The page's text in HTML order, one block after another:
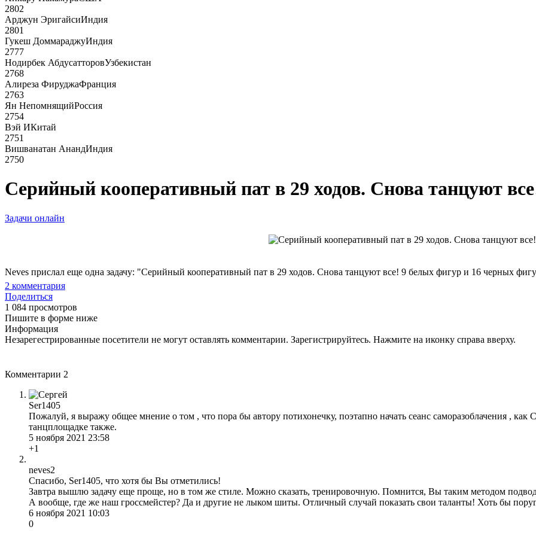
2802
Арджун ЭригайсиИндия
2801
Гукеш ДоммараджуИндия
2777
Нодирбек АбдусатторовУзбекистан
2768
Алиреза ФируджаФранция
2763
Ян НепомнящийРоссия
2754
Вэй ИКитай
2751
Вишванатан АнандИндия
2750
Серийный кооперативный пат в 29 ходов. Снова танцуют
Задачи онлайн
Neves прислал еще одна задачу: "Серийный кооперативный пат в 29 ходов. Снова танцуют все! 9 белых фигур и 16 черных
2 комментария
Поделиться
1 084 просмотров
Пишите в форме ниже
Информация
Незарегестрированные посетители не могут оставлять комментарии. Зарегистрируйтесь. Нажмите на иконку справа вверху.
Комментарии 2
Ser1405
Пожалуй, я выражу общее мнение о том , что пора бы автору потихонечку, поэтапно начать сеанс саморазоблачения ,
танцплощадке также.
5 ноября 2021 23:58
+1
neves2
Спасибо, Ser1405, что хотя бы Вы отметились!
Завтра вышлю задачу еще проще, но в том же стиле. Можно сказать, тренировочную. Помнится, Вы таким методом
А вообще, где же наш гроссмейстер? Да и другие не лыком шиты. Отличный случай показать свои таланты! Хоть бы
6 ноября 2021 10:03
0